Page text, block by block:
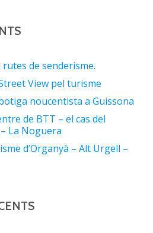
de senderisme.
View pel turisme
noucentista a Guissona
de BTT – el cas del
La Noguera
d’Organyà – Alt Urgell –